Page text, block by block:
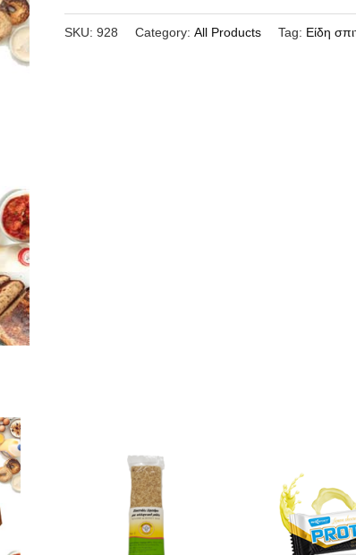
SKU:928 Category:All Products Tag: Είδη